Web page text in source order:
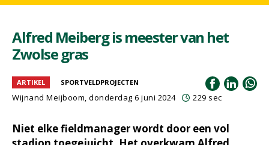
Alfred Meiberg is meester van het
Zwolse gras
ARTIKEL SPORTVELDPROJECTEN
Wijnand Meijboom, donderdag 6 juni 2024 229 sec
Niet elke fieldmanager wordt door een vol